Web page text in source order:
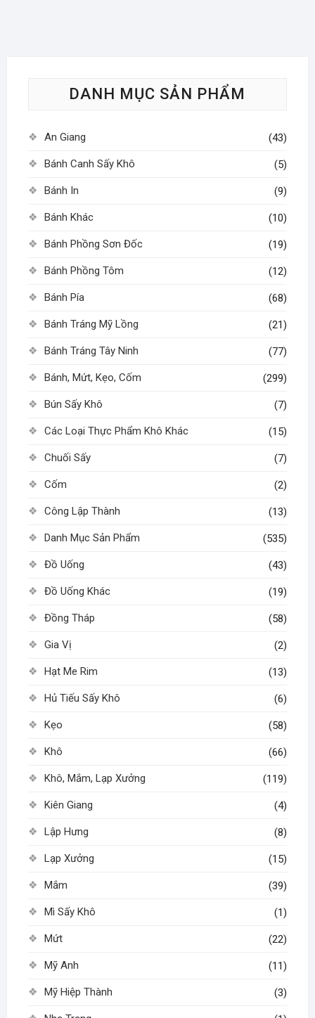
chọn
chọn
DANH MỤC SẢN PHẨM
An Giang (43)
Bánh Canh Sấy Khô (5)
Bánh In (9)
Bánh Khác (10)
Bánh Phồng Sơn Đốc (19)
Bánh Phồng Tôm (12)
Bánh Pía (68)
Bánh Tráng Mỹ Lồng (21)
Bánh Tráng Tây Ninh (77)
Bánh, Mứt, Kẹo, Cốm (299)
Bún Sấy Khô (7)
Các Loại Thực Phẩm Khô Khác (15)
Chuối Sấy (7)
Cốm (2)
Công Lập Thành (13)
Danh Mục Sản Phẩm (535)
Đồ Uống (43)
Đồ Uống Khác (19)
Đồng Tháp (58)
Gia Vị (2)
Hạt Me Rim (13)
Hủ Tiếu Sấy Khô (6)
Kẹo (58)
Khô (66)
Khô, Mắm, Lạp Xưởng (119)
Kiên Giang (4)
Lập Hưng (8)
Lạp Xưởng (15)
Mắm (39)
Mì Sấy Khô (1)
Mứt (22)
Mỹ Anh (11)
Mỹ Hiệp Thành (3)